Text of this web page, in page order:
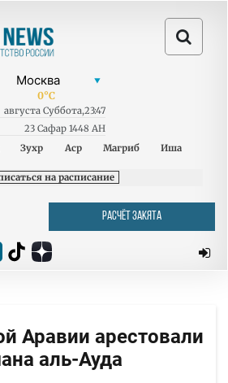
0°C
августа Суббота,23:47
23 Сафар 1448 AH
Зухр Аср Магриб Иша
на расписание
РАСЧЁТ ЗАКЯТА
Аравии арестовали
аль-Ауда